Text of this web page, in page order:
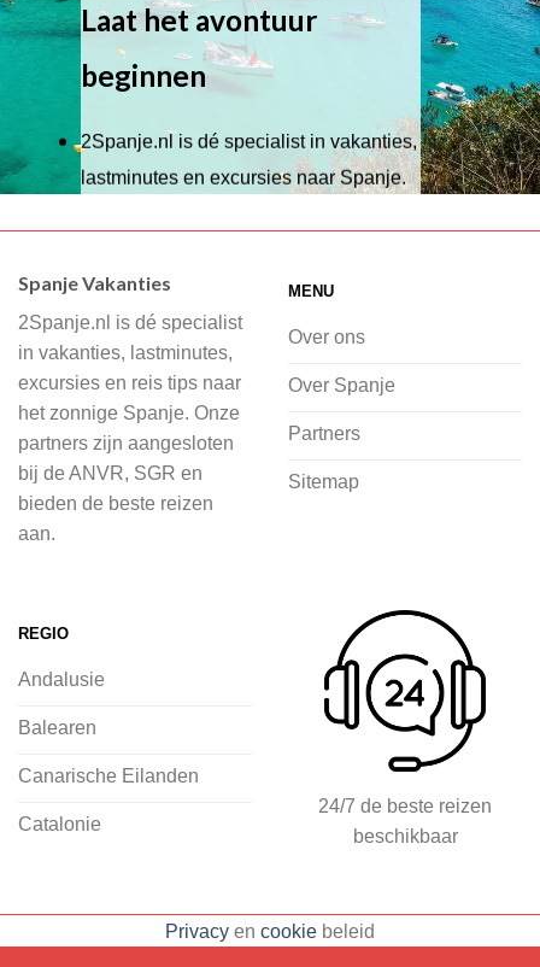
Laat het avontuur
beginnen
2Spanje.nl is dé specialist in vakanties,
lastminutes en excursies naar Spanje.
Wij hebben een breed scala aan
of je nu wilt relaxen op het strand,
cultuur wilt ontdekken of avontuur zoekt
in de natuur.
Bij 2Spanje.nl begint de voorpret al
voordat je het vliegtuig instapt, door
inspiratie op te doen over dit zonnige
vliegvakantie zoeken en boeken bij
2Spanje.nl, met een team dat altijd
klaarstaat om eventuele vragen te
beantwoorden en ervoor te zorgen dat
jij met een gerust hart op vakantie kunt
accommodaties: resorts, hotels en
Spanje Vakanties
2Spanje.nl is dé specialist
in vakanties, lastminutes,
excursies en reis tips naar
het zonnige Spanje. Onze
partners zijn aangesloten
bij de ANVR, SGR en
bieden de beste reizen
aan.
MENU
Over ons
Over Spanje
Partners
Sitemap
REGIO
Andalusie
Balearen
Canarische Eilanden
Catalonie
24/7 de beste reizen
beschikbaar
Privacy en cookie beleid